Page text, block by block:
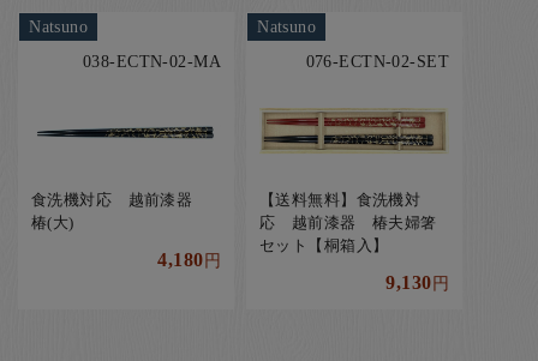
Natsuno
038-ECTN-02-MA
食洗機対応 越前漆器
椿(大)
4,180円
Natsuno
076-ECTN-02-SET
【送料無料】食洗機対
応 越前漆器 椿夫婦箸
セット【桐箱入】
9,130円